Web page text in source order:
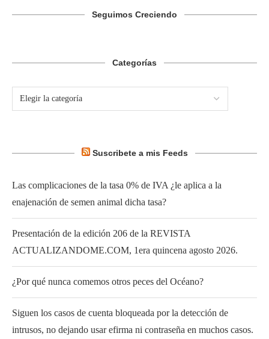
Seguimos Creciendo
Categorías
Suscribete a mis Feeds
Las complicaciones de la tasa 0% de IVA ¿le aplica a la
enajenación de semen animal dicha tasa?
Presentación de la edición 206 de la REVISTA
ACTUALIZANDOME.COM, 1era quincena agosto 2026.
¿Por qué nunca comemos otros peces del Océano?
Siguen los casos de cuenta bloqueada por la detección de
intrusos, no dejando usar efirma ni contraseña en muchos casos.